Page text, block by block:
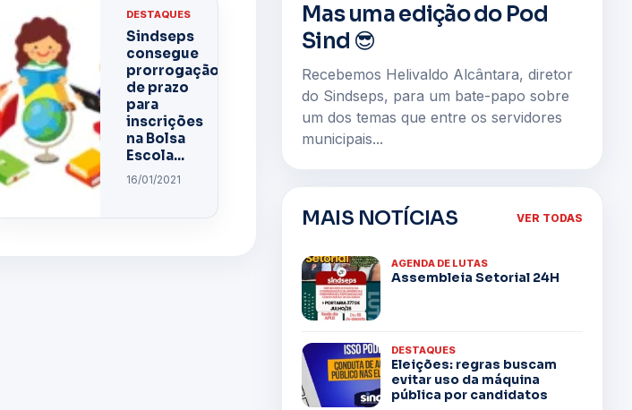
DESTAQUES
Sindseps
consegue
prorrogação
de prazo
para
inscrições
na Bolsa
Escola...
16/01/2021
Mas uma edição do Pod
Sind 😎
Recebemos Helivaldo Alcântara, diretor
do Sindseps, para um bate-papo sobre
um dos temas que entre os servidores
municipais...
MAIS NOTÍCIAS VER TODAS
AGENDA DE LUTAS
Assembleia Setorial 24H
DESTAQUES
Eleições: regras buscam
evitar uso da máquina
pública por candidatos